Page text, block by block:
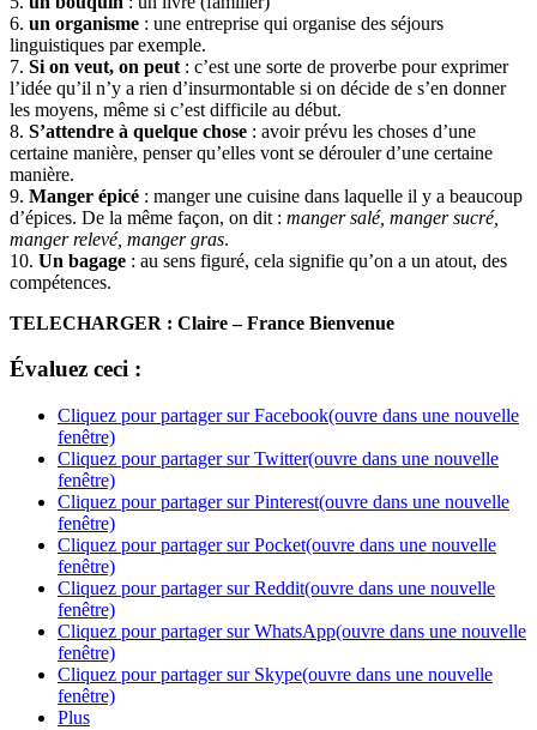
6. un organisme : une entreprise qui organise des séjours
linguistiques par exemple.
7. Si on veut, on peut : c’est une sorte de proverbe pour exprimer
l’idée qu’il n’y a rien d’insurmontable si on décide de s’en donner
les moyens, même si c’est difficile au début.
8. S’attendre à quelque chose : avoir prévu les choses d’une
certaine manière, penser qu’elles vont se dérouler d’une certaine
manière.
9. Manger épicé : manger une cuisine dans laquelle il y a beaucoup
d’épices. De la même façon, on dit : manger salé, manger sucré,
manger relevé, manger gras.
10. Un bagage : au sens figuré, cela signifie qu’on a un atout, des
compétences.
TELECHARGER : Claire – France Bienvenue
Évaluez ceci :
Cliquez pour partager sur Facebook(ouvre dans une nouvelle
fenêtre)
Cliquez pour partager sur Twitter(ouvre dans une nouvelle
fenêtre)
Cliquez pour partager sur Pinterest(ouvre dans une nouvelle
fenêtre)
Cliquez pour partager sur Pocket(ouvre dans une nouvelle
fenêtre)
Cliquez pour partager sur Reddit(ouvre dans une nouvelle
fenêtre)
Cliquez pour partager sur WhatsApp(ouvre dans une nouvelle
fenêtre)
Cliquez pour partager sur Skype(ouvre dans une nouvelle
fenêtre)
Plus